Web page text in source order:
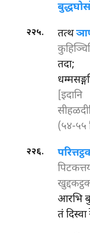
२२५. तत्थ
तदा;
(५४-५५
२२६.
आरभि
तं